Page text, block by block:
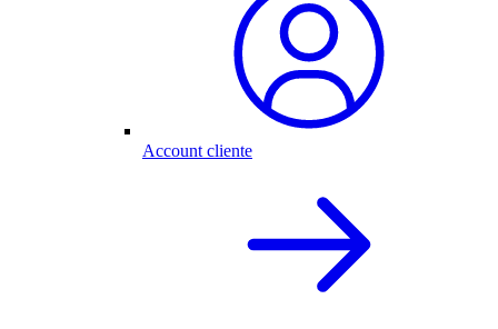
Account cliente